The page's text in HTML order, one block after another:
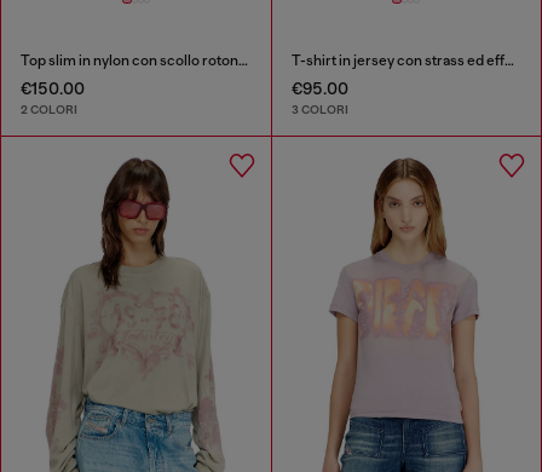
Top slim in nylon con scollo rotondo e ricamo Logo Oval D
€150.00
2 COLORI
T-shirt in jersey con strass ed effetto burnout
€95.00
3 COLORI